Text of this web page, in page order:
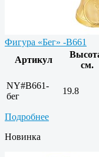
Фигура «Бег» -B661
Артикул
см.
NY#B661-
бег
19.8
Подробнее
Новинка